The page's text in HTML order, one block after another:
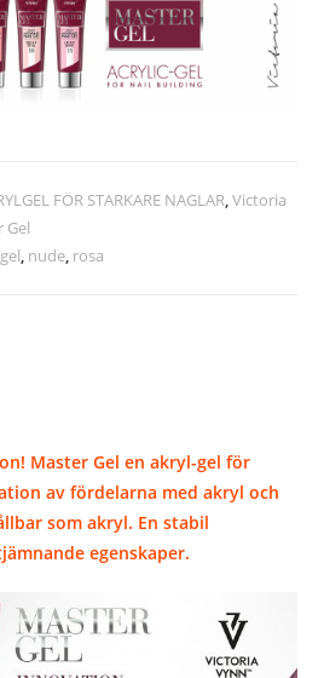
FÖR STARKARE NAGLAR,Victoria
Gel
, nude, rosa
Master Gel en akryl-gel för
av fördelarna med akryl och
som akryl. En stabil
egenskaper.